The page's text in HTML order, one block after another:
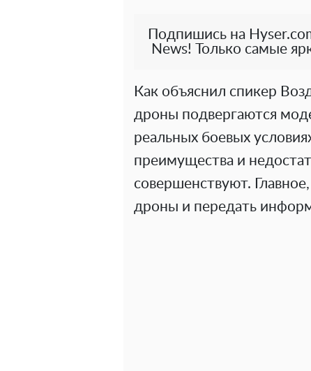
Подпишись на
News! Только самые
Как объяснил спикер
дроны подвергаются
реальных боевых
преимущества и
совершенствуют.
дроны и передать